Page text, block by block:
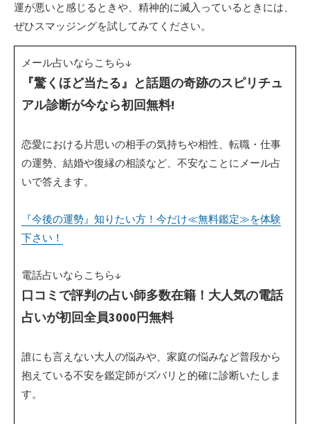
運が悪いと感じるときや、精神的に滅入っているときには、
ぜひスマッジングを試してみてください。
メール占いならこちら↓
『驚くほど当たる』と話題の奇跡のスピリチュ
アル診断が今なら初回無料!
恋愛における片思いの相手の気持ちや相性、転職・仕事
の運勢、結婚や復縁の相談など、不安なことにメール占
いで答えます。
『今後の運勢』知りたい方！今だけ≪無料鑑定≫を体験
下さい！
電話占いならこちら↓
口コミで評判の占い師多数在籍！大人気の電話
占いが初回全員3000円無料
誰にも言えない大人の悩みや、家庭の悩みなど普段から
抱えている不安を鑑定師がズバリと的確に診断いたしま
す。